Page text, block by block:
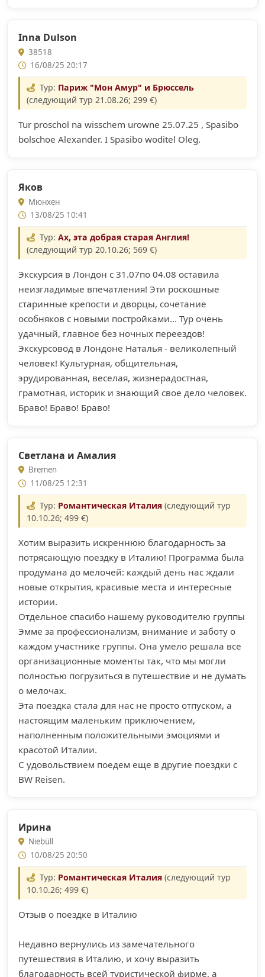
Inna Dulson
38518
16/08/25 20:17
Тур: Париж "Мон Амур" и Брюссель
(следующий тур 21.08.26; 299 €)
Tur proschol na wisschem urowne 25.07.25 , Spasibo
bolschoe Alexander. I Spasibo woditel Oleg.
Яков
Мюнхен
13/08/25 10:41
Тур: Ax, эта добрая cтарая Англия!
(следующий тур 20.10.26; 569 €)
Экскурсия в Лондон с 31.07по 04.08 оставила
неизгладимые впечатления! Эти роскошные
старинные крепости и дворцы, сочетание
особняков с новыми постройками... Тур очень
удачный, главное без ночных переездов!
Экскурсовод в Лондоне Наталья - великолепный
человек! Культурная, общительная,
эрудированная, веселая, жизнерадостная,
грамотная, историк и знающий свое дело человек.
Браво! Браво! Браво!
Светлана и Амалия
Bremen
11/08/25 12:31
Тур: Романтическая Италия(следующий тур
10.10.26; 499 €)
Хотим выразить искреннюю благодарность за
потрясающую поездку в Италию! Программа была
продумана до мелочей: каждый день нас ждали
новые открытия, красивые места и интересные
истории.
Отдельное спасибо нашему руководителю группы
Эмме за профессионализм, внимание и заботу о
каждом участнике группы. Она умело решала все
организационные моменты так, что мы могли
полностью погрузиться в путешествие и не думать
о мелочах.
Эта поездка стала для нас не просто отпуском, а
настоящим маленьким приключением,
наполненным положительными эмоциями и
красотой Италии.
С удовольствием поедем еще в другие поездки с
BW Reisen.
Ирина
Niebüll
10/08/25 20:50
Тур: Романтическая Италия(следующий тур
10.10.26; 499 €)
Отзыв о поездке в Италию
Недавно вернулись из замечательного
путешествия в Италию, и хочу выразить
благодарность всей туристической фирме, а